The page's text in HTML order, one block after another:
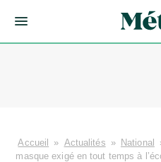
Accueil » Actualités » National
masque exigé en tout temps à